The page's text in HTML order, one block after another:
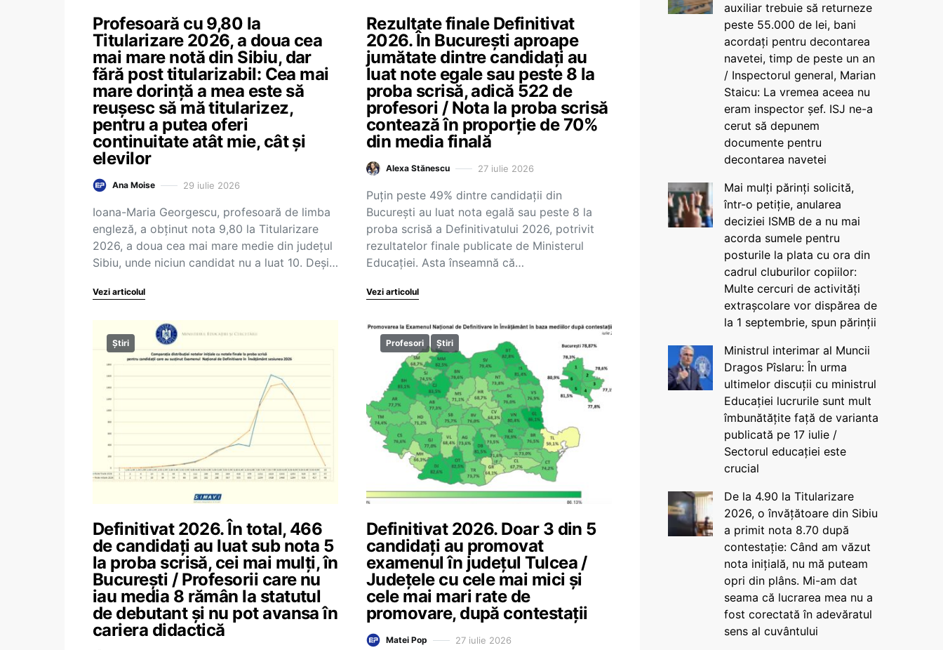
Profesoară cu 9,80 la
Titularizare 2026, a doua cea
mai mare notă din Sibiu, dar
fără post titularizabil: Cea mai
mare dorință a mea este să
reușesc să mă titularizez,
pentru a putea oferi
continuitate atât mie, cât și
elevilor
Ana Moise 29 iulie 2026
Ioana-Maria Georgescu, profesoară de limba
engleză, a obținut nota 9,80 la Titularizare
2026, a doua cea mai mare medie din județul
Sibiu, unde niciun candidat nu a luat 10. Deși…
Vezi articolul
Rezultate finale Definitivat
2026. În București aproape
jumătate dintre candidați au
luat note egale sau peste 8 la
proba scrisă, adică 522 de
profesori / Nota la proba scrisă
contează în proporție de 70%
din media finală
Alexa Stănescu 27 iulie 2026
Puțin peste 49% dintre candidații din
București au luat nota egală sau peste 8 la
proba scrisă a Definitivatului 2026, potrivit
rezultatelor finale publicate de Ministerul
Educației. Asta înseamnă că…
Vezi articolul
Știri
Definitivat 2026. În total, 466
de candidați au luat sub nota 5
la proba scrisă, cei mai mulți, în
București / Profesorii care nu
iau media 8 rămân la statutul
de debutant și nu pot avansa în
cariera didactică
Profesori Știri
Definitivat 2026. Doar 3 din 5
candidați au promovat
examenul în județul Tulcea /
Județele cu cele mai mici și
cele mai mari rate de
promovare, după contestații
Matei Pop 27 iulie 2026
auxiliar trebuie să returneze
peste 55.000 de lei, bani
acordați pentru decontarea
navetei, timp de peste un an
/ Inspectorul general, Marian
Staicu: La vremea aceea nu
eram inspector șef. ISJ ne-a
cerut să depunem
documente pentru
decontarea navetei
Mai mulți părinți solicită,
într-o petiție, anularea
deciziei ISMB de a nu mai
acorda sumele pentru
posturile la plata cu ora din
cadrul cluburilor copiilor:
Multe cercuri de activități
extrașcolare vor dispărea de
la 1 septembrie, spun părinții
Ministrul interimar al Muncii
Dragos Pîslaru: În urma
ultimelor discuții cu ministrul
Educației lucrurile sunt mult
îmbunătățite față de varianta
publicată pe 17 iulie /
Sectorul educației este
crucial
De la 4.90 la Titularizare
2026, o învățătoare din Sibiu
a primit nota 8.70 după
contestație: Când am văzut
nota inițială, nu mă puteam
opri din plâns. Mi-am dat
seama că lucrarea mea nu a
fost corectată în adevăratul
sens al cuvântului